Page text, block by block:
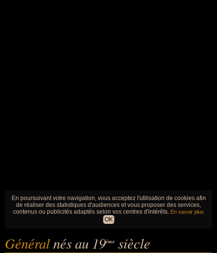
En poursuivant votre navigation, vous acceptez l'utilisation de cookies afin
de réaliser des statistiques d'audiences et vous proposer des services,
contenus ou publicités adaptés selon vos centres d'intérêts. En savoir plus
OK
Généralnés au 19ème siècle